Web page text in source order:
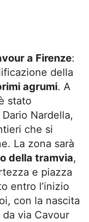
a Firenze:
della
agrumi. A
stato
Nardella,
che si
La zona sarà
della tramvia,
e piazza
entro l’inizio
con la nascita
via Cavour